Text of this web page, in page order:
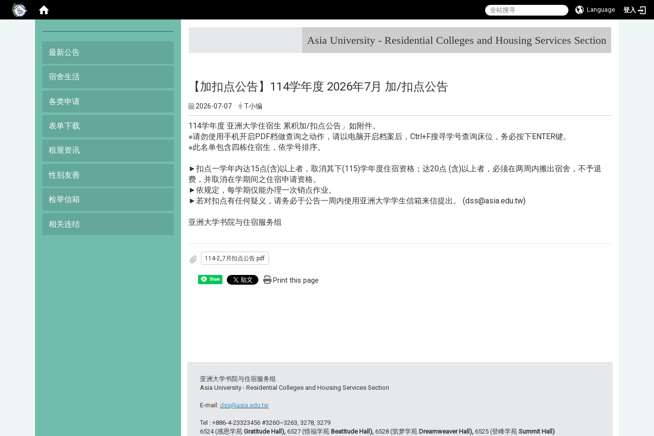
Language 登入
Asia University - Residential Colleges and Housing Services Section
最新公告
宿舍生活
各类申请
表单下载
租屋资讯
性别友善
检举信箱
相关连结
【加扣点公告】114学年度 2026年7月 加/扣点公告
2026-07-07 T小编
114学年度 亚洲大学住宿生 累积加/扣点公告」如附件。
※请勿使用手机开启PDF档做查询之动作，请以电脑开启档案后，Ctrl+F搜寻学号查询床位，务必按下ENTER键。
※此名单包含四栋住宿生，依学号排序。
►扣点一学年内达15点(含)以上者，取消其下(115)学年度住宿资格；达20点 (含)以上者，必须在两周内搬出宿舍，不予退
费，并取消在学期间之住宿申请资格。
►依规定，每学期仅能办理一次销点作业。
►若对扣点有任何疑义，请务必于公告一周内使用亚洲大学学生信箱来信提出。 (dss@asia.edu.tw)
亚洲大学书院与住宿服务组
114-2_7月扣点公告.pdf
Share Print this page
亚洲大学书院与住宿服务组
Asia University - Residential Colleges and Housing Services Section
E-mail:dss@asia.edu.tw
Tel : +886-4-23323456 #3260~3263, 3278, 3279
6524 (感恩学苑Gratitude Hall),6527 (惜福学苑 Beatitude Hall),6528 (筑梦学苑 Dreamweaver Hall),6525 (登峰学苑Summit Hall)